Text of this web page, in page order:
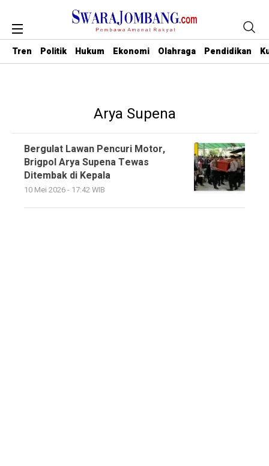
Tren Politik Hukum Ekonomi Olahraga Pendidikan
Arya Supena
Bergulat Lawan Pencuri Motor,
Brigpol Arya Supena Tewas
Ditembak di Kepala
10 Mei 2026 - 17:42 WIB